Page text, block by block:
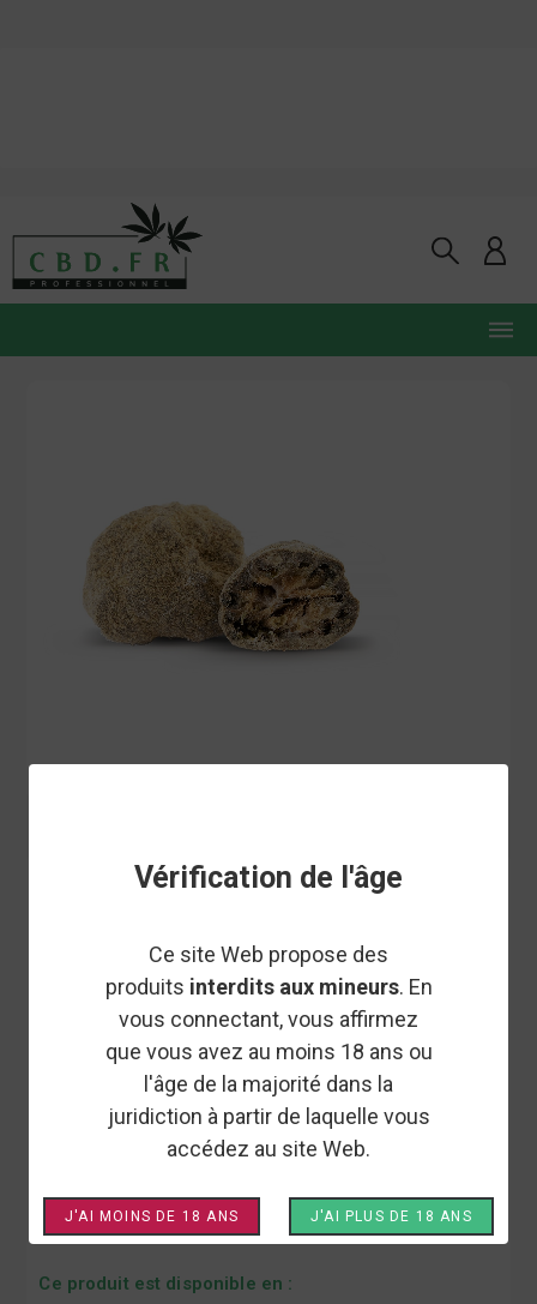
Vérification de l'âge
Ce site Web propose des
produits interdits aux mineurs. En
vous connectant, vous affirmez
que vous avez au moins 18 ans ou
l'âge de la majorité dans la
juridiction à partir de laquelle vous
accédez au site Web.
J'AI MOINS DE 18 ANS J'AI PLUS DE 18 ANS
CBD - IVORY
Particulièrement puissante, la Moon Rock CBD par IVORY est
fleur de CBD premium, recouverte d’huile de CBD et de
pollen, offrant un aspect rocheux et un taux de CBD élevé de
85 %. La Moon Rock CBD combine des saveurs uniques avec
des effets extraordinaires. Le sachet contient 2 grammes de
Ce produit est disponible en :